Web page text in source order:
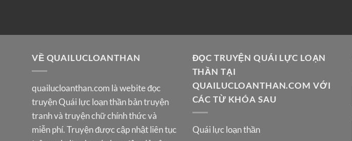
VỀ QUAILUCLOANTHAN
quailucloanthan.com là webite đọc
truyện Quái lực loạn thần bản truyện
tranh và truyện chữ chính thức và
miễn phí. Truyện được cập nhật liên tục
ĐỌC TRUYỆN QUÁI LỰC LOẠN
THẦN TẠI
QUAILUCLOANTHAN.COM VỚI
CÁC TỪ KHÓA SAU
Quái lực loạn thần